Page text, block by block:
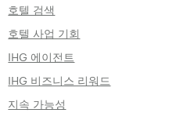
호텔 검색
호텔 사업 기회
IHG 에이전트
IHG 비즈니스 리워드
지속 가능성